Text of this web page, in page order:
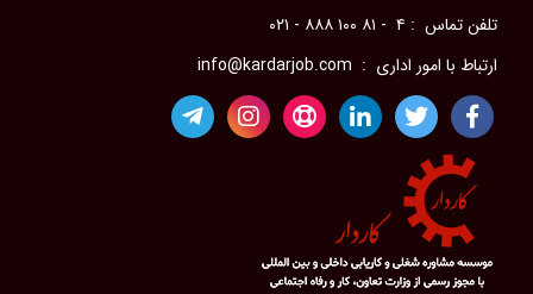
مدیریت احساسات در محیط کار
رضایت شغلی
مؤسسات کاریابی
فرصت‌های شغلی در خارج از کشور
فرصت‌های شغلی برای پرستاران در حوزه خلیج فارس
راهنمای جامع انواع مرخصی در قانون کار ایران
حوادث ناشی از کار
تلفن تماس : ۴ - ۸۱ ۱۰۰ ۸۸۸ - ۰۲۱
ارتباط با امور اداری : info@kardarjob.com